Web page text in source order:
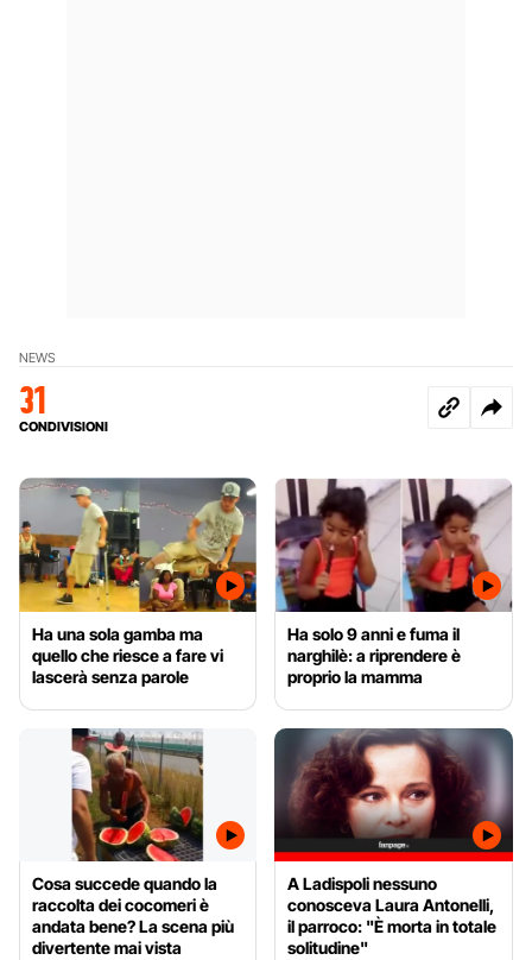
NEWS
31
CONDIVISIONI
Ha una sola gamba ma
quello che riesce a fare vi
lascerà senza parole
Ha solo 9 anni e fuma il
narghilè: a riprendere è
proprio la mamma
Cosa succede quando la
raccolta dei cocomeri è
andata bene? La scena più
divertente mai vista
A Ladispoli nessuno
conosceva Laura Antonelli,
il parroco: "È morta in totale
solitudine"